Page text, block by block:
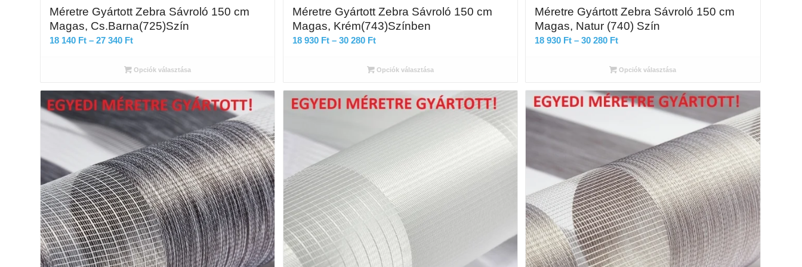
Méretre Gyártott Zebra Sávroló 150 cm
Magas, Cs.Barna(725)Szín
18 140 Ft – 27 340 FtÁrtartomány:
140 Ft
27
340 Ft
Opciók választása
Méretre Gyártott Zebra Sávroló 150 cm
Magas, Krém(743)Színben
18 930 Ft – 30 280 FtÁrtartomány:
930 Ft
30
280 Ft
Opciók választása
Méretre Gyártott Zebra Sávroló 150 cm
Magas, Natur (740) Szín
18 930 Ft – 30 280 FtÁrtartomány:
930 Ft
30
280 Ft
Opciók választása